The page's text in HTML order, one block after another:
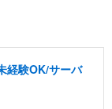
経験OK/サーバ